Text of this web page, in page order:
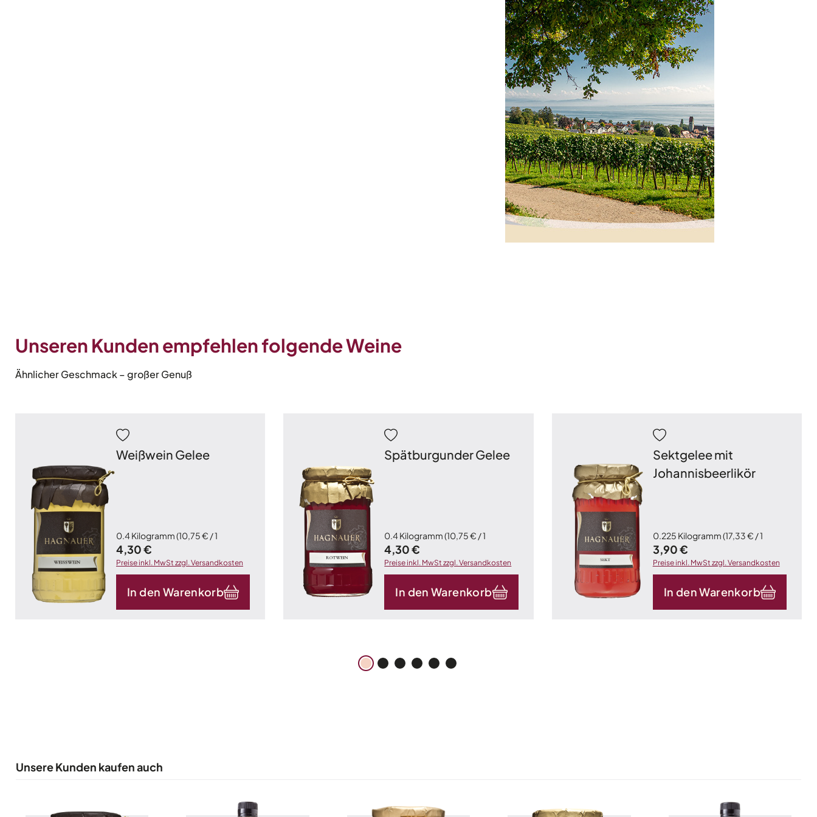
Unseren Kunden empfehlen folgende Weine
Ähnlicher Geschmack – großer Genuß
Weißwein Gelee
0.4 Kilogramm(10,75 € / 1
Kilogramm)
Regulärer Preis:
4,30 €
Preise inkl. MwSt zzgl. Versandkosten
In den Warenkorb
Spätburgunder Gelee
0.4 Kilogramm(10,75 € / 1
Kilogramm)
Regulärer Preis:
4,30 €
Preise inkl. MwSt zzgl. Versandkosten
In den Warenkorb
Sektgelee mit
Johannisbeerlikör
0.225 Kilogramm(17,33 € / 1
Kilogramm)
Regulärer Preis:
3,90 €
Preise inkl. MwSt zzgl. Versandkosten
In den Warenkorb
Unsere Kunden kaufen auch